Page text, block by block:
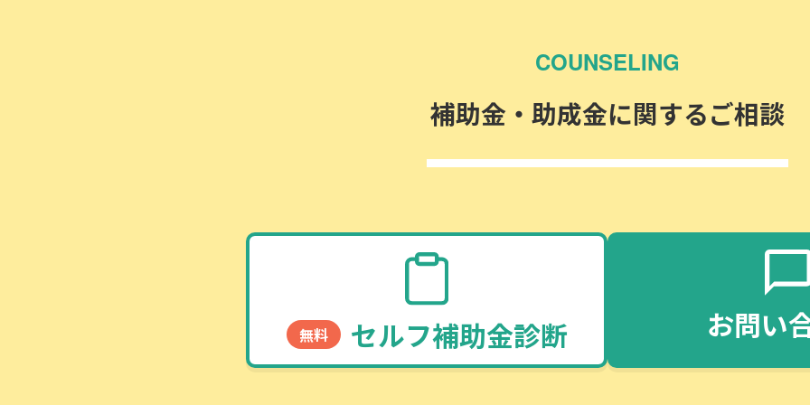
COUNSELING
補助金・助成金に関するご相談
無料 セルフ補助金診断 お問い